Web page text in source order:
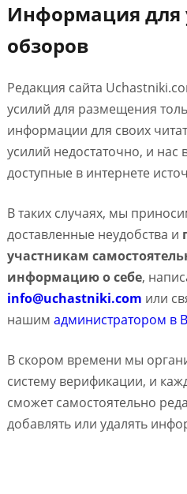
Информация для
обзоров
Редакция сайта
усилий для размещения
информации для своих
усилий недостаточно, и нас
доступные в интернете
В таких случаях, мы
доставленные неудобства и
участникам
информацию о себе,
info@uchastniki.com или
нашим администратором в
В скором времени мы
систему верификации, и
сможет самостоятельно
добавлять или удалять